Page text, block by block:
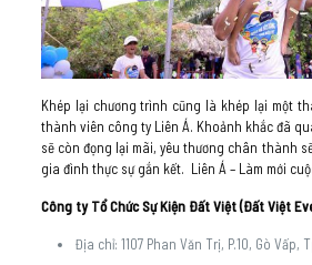
Khép lại chương trình cũng là khép lại một
thành viên công ty Liên Á. Khoảnh khắc đã
sẽ còn đọng lại mãi, yêu thương chân thành
gia đình thực sự gắn kết. Liên Á – Làm mới
Công ty Tổ Chức Sự Kiện Đất Việt (Đất Việt
Địa chỉ: 1107 Phan Văn Trị, P.10, Gò Vấp,